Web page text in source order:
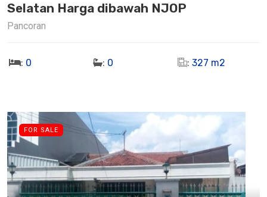
Selatan Harga dibawah NJOP
Pancoran
: 0 : 0 : 327 m2
FOR SALE